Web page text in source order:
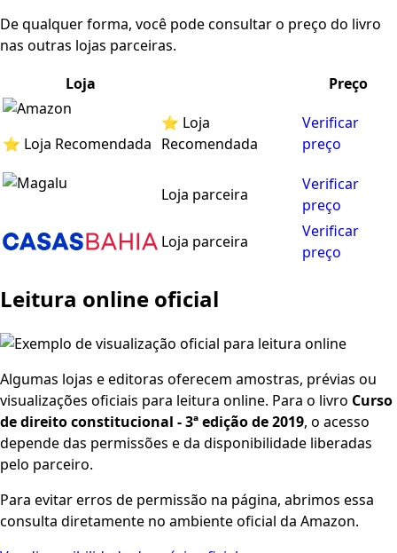
De qualquer forma, você pode consultar o preço do livro
nas outras lojas parceiras.
Loja
Preço
⭐ Loja Recomendada
⭐ Loja
Recomendada
Verificar
preço
Loja parceira
Verificar
preço
Loja parceira
Verificar
preço
Leitura online oficial
Algumas lojas e editoras oferecem amostras, prévias ou
visualizações oficiais para leitura online. Para o livro Curso
de direito constitucional - 3ª edição de 2019, o acesso
depende das permissões e da disponibilidade liberadas
pelo parceiro.
Para evitar erros de permissão na página, abrimos essa
consulta diretamente no ambiente oficial da Amazon.